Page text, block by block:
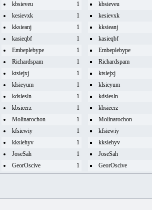
kbsieveu
1
kbsieveu
kesievxk
1
kesievxk
kksieanj
1
kksieanj
kasieqbf
1
kasieqbf
Embeplebype
1
Embeplebype
Richardspam
1
Richardspam
ktsiejxj
1
ktsiejxj
klsieyum
1
klsieyum
kdsiesln
1
kdsiesln
kbsieerz
1
kbsieerz
Molinarochon
1
Molinarochon
kfsiewiy
1
kfsiewiy
kksiehyv
1
kksiehyv
JoseSah
1
JoseSah
GeorOscive
1 GeorOscive